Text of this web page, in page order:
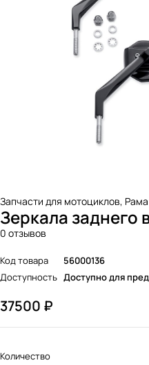
Запчасти для мотоциклов,
Зеркала заднего
0 отзывов
Код товара
56000136
Доступность Доступно для
37500 ₽
Количество